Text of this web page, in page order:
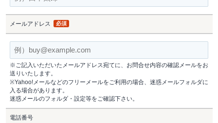
メールアドレス 必須
※ご記入いただいたメールアドレス宛てに、お問合せ内容の確認メールをお
送りいたします。
※Yahoo!メールなどのフリーメールをご利用の場合、迷惑メールフォルダに
入る場合があります。
迷惑メールのフォルダ・設定等をご確認下さい。
電話番号